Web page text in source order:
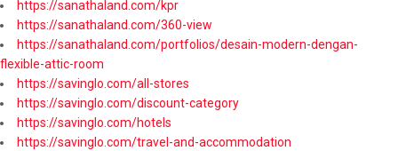
https://sanathaland.com/kpr
https://sanathaland.com/360-view
https://sanathaland.com/portfolios/desain-modern-dengan-
flexible-attic-room
https://savinglo.com/all-stores
https://savinglo.com/discount-category
https://savinglo.com/hotels
https://savinglo.com/travel-and-accommodation